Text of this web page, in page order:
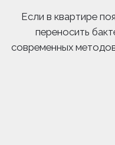
Если в квартире
переносить
современных